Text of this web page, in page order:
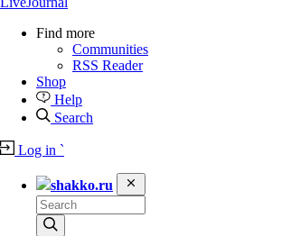
Find more
Communities
RSS Reader
Shop
Help
Search
Log in `
shakko.ru